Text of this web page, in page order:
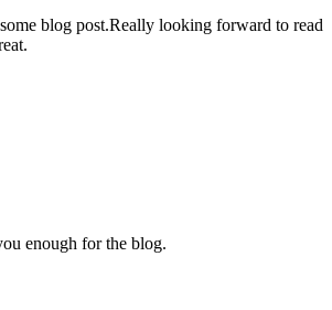
blog post.Really looking forward to read
enough for the blog.